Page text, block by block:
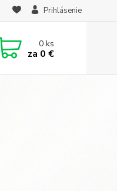
Prihlásenie
0ks
za 0 €